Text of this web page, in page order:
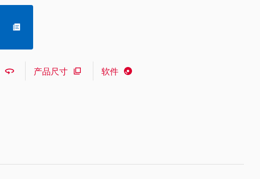
产品尺寸 软件